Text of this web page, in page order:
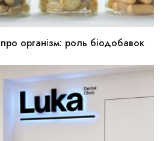
організм: роль біодобавок